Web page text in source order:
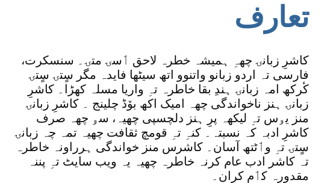
تعارف
کاشرِ زبانۍ چھہِ ہمیشہ خطرہ لاحق ٲسۍ متۍ۔ سنسکرت،
فارسی تہ اردو زبانو واتنوو اتھ سیٹھا فایدہ مگر سٍتۍ سٍتۍ
کٔرکھ امہ زبانۍ ہندِ بقا خاطرہ تہِ واریا مسلہ کھڑا۔ کاشرِ
زبانۍ ہنز ناخواندگی چھہ امیک اکھ بوٚڈ چلینج ۔ کاشرِ زبانۍ
منز یۅس تہِ لیکھہ پرِ ہنز دلچسپی چھیہ، سۅ چھہ صرف
کاشرِ ادبہ کہ نسبتہ۔ کنہِ تہِ قومچ ثقافت چھیہ تمہ چہ زبانۍ
سٍتۍ تہِ وٲٹتھ آسان۔ کاشرس منز خواندگی ہرراونہ خاطرہ
تہ کاشر ادب عام کرنہ خاطرہ چھیہ یہ ویب سایٹ تہِ پننہ
مقدورہ کٲم کران۔